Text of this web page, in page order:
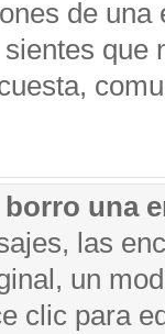
de una
que
una
las
un
clic para